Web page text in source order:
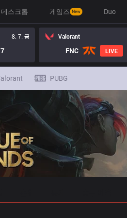
데스크톱 게임즈 New Duo
8. 7. 금
Valorant
FNC LIVE
PUBG